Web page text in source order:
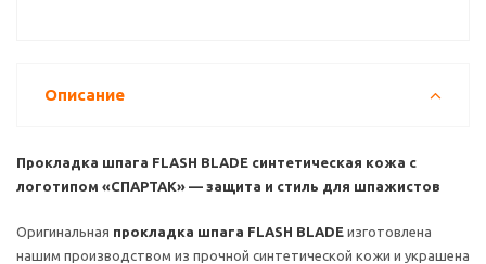
Описание
Прокладка шпага FLASH BLADE синтетическая кожа с
логотипом «СПАРТАК» — защита и стиль для шпажистов
Оригинальная прокладка шпага FLASH BLADE изготовлена
нашим производством из прочной синтетической кожи и украшена